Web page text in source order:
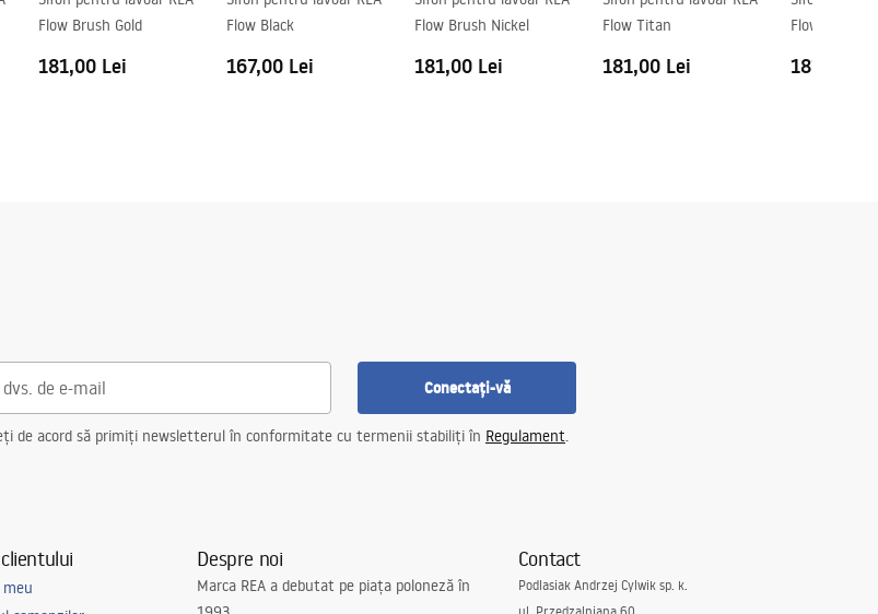
Flow Brush Gold
181,00 Lei
Flow Black
167,00 Lei
Flow Brush Nickel
181,00 Lei
Flow Titan
181,00 Lei
Flow Brush
181,00 Lei
Conectați-vă
de acord să primiți newsletterul în conformitate cu termenii stabiliți în Regulament.
Despre noi
Marca REA a debutat pe piața poloneză în
Contact
Podlasiak Andrzej Cylwik sp. k.